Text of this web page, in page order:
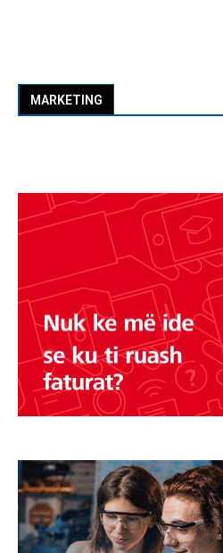
MARKETING